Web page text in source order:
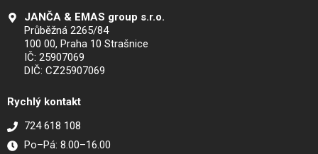
JANČA & EMAS group s.r.o.
Průběžná 2265/84
100 00, Praha 10 Strašnice
IČ: 25907069
DIČ: CZ25907069
Rychlý kontakt
724 618 108
Po–Pá: 8.00–16.00